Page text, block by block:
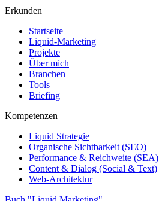
Erkunden
Startseite
Liquid-Marketing
Projekte
Über mich
Branchen
Tools
Briefing
Kompetenzen
Liquid Strategie
Organische Sichtbarkeit (SEO)
Performance & Reichweite (SEA)
Content & Dialog (Social & Text)
Web-Architektur